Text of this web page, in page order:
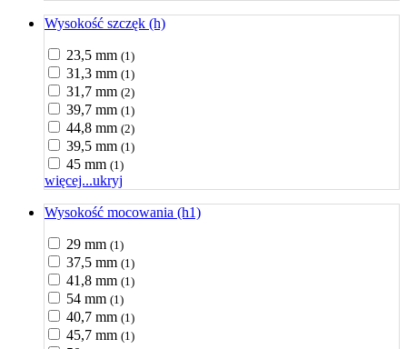
Wysokość szczęk (h)
23,5 mm (1)
31,3 mm (1)
31,7 mm (2)
39,7 mm (1)
44,8 mm (2)
39,5 mm (1)
45 mm (1)
więcej...ukryj
Wysokość mocowania (h1)
29 mm (1)
37,5 mm (1)
41,8 mm (1)
54 mm (1)
40,7 mm (1)
45,7 mm (1)